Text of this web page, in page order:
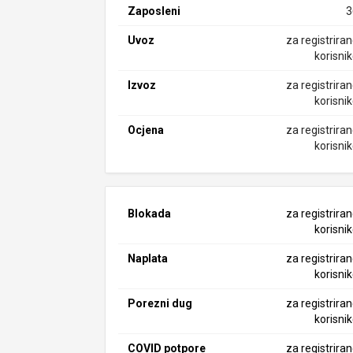
Zaposleni
Uvoz
za
Izvoz
za
Ocjena
za
Blokada
za
Naplata
za
Porezni dug
za
COVID potpore za